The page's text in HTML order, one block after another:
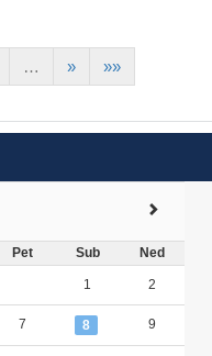
… » »»
Pet Sub Ned
1 2
7 8 9